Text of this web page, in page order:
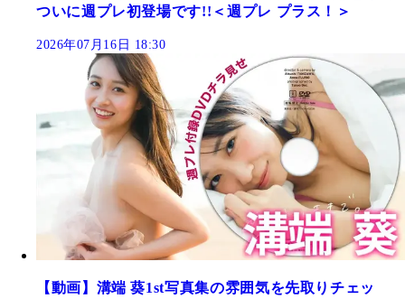
ついに週プレ初登場です!!＜週プレ プラス！＞
2026年07月16日 18:30
【動画】溝端 葵1st写真集の雰囲気を先取りチェッ